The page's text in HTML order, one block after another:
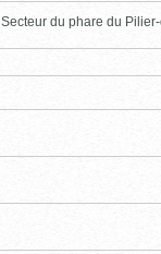
Secteur du phare du